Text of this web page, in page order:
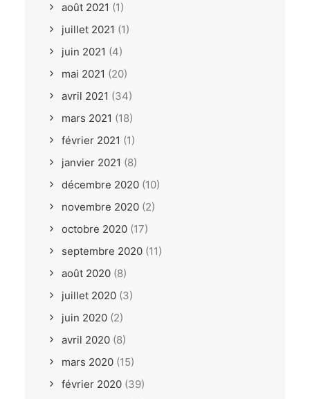
août 2021 (1)
juillet 2021 (1)
juin 2021 (4)
mai 2021 (20)
avril 2021 (34)
mars 2021 (18)
février 2021 (1)
janvier 2021 (8)
décembre 2020 (10)
novembre 2020 (2)
octobre 2020 (17)
septembre 2020 (11)
août 2020 (8)
juillet 2020 (3)
juin 2020 (2)
avril 2020 (8)
mars 2020 (15)
février 2020 (39)